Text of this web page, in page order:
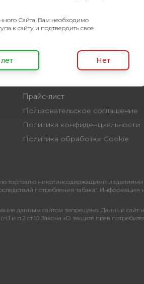
Покупателям
Новинки
Дисконт
Прайс-лист
Пользовательское соглашение
Политика конфиденциальности
Политика обработки Cookie
никотинсодержащими изделиями в
потребления табака". Информация
данным сайтом запрещено. Данный
и п.2 ст.10 Закона «О защите прав
Сайта, Вам необходимо
к сайту и подтвердить свое
Нет